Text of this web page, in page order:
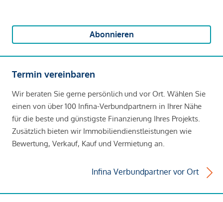
Abonnieren
Termin vereinbaren
Wir beraten Sie gerne persönlich und vor Ort. Wählen Sie
einen von über 100 Infina-Verbundpartnern in Ihrer Nähe
für die beste und günstigste Finanzierung Ihres Projekts.
Zusätzlich bieten wir Immobiliendienstleistungen wie
Bewertung, Verkauf, Kauf und Vermietung an.
Infina Verbundpartner vor Ort